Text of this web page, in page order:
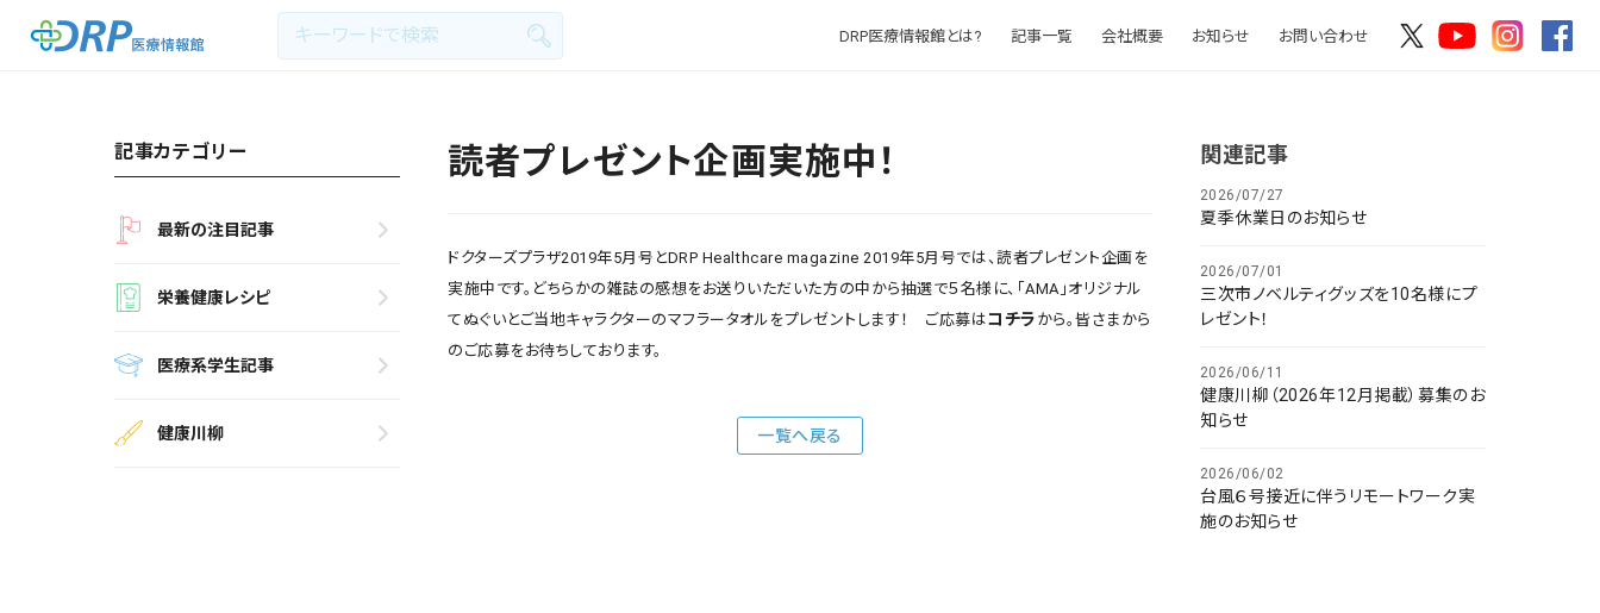
DRP医療情報館とは? 記事一覧 会社概要 お知らせ お問い合わせ
記事カテゴリー
最新の注目記事
栄養健康レシピ
医療系学生記事
健康川柳
読者プレゼント企画実施中！
ドクターズプラザ2019年5月号とDRP Healthcare magazine 2019年5月号では、読者プレゼント企画を
実施中です。どちらかの雑誌の感想をお送りいただいた方の中から抽選で５名様に、「AMA」オリジナル
てぬぐいとご当地キャラクターのマフラータオルをプレゼントします！ ご応募はコチラ から。皆さまから
のご応募をお待ちしております。
一覧へ戻る
関連記事
2026/07/27
夏季休業日のお知らせ
2026/07/01
三次市ノベルティグッズを10名様にプ
レゼント！
2026/06/11
健康川柳（2026年12月掲載）募集のお
知らせ
2026/06/02
台風６号接近に伴うリモートワーク実
施のお知らせ